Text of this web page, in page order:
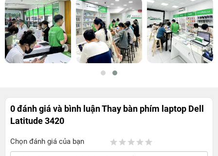
0 đánh giá và bình luậnThay bàn phím laptop Dell
Latitude 3420
Chọn đánh giá của bạn